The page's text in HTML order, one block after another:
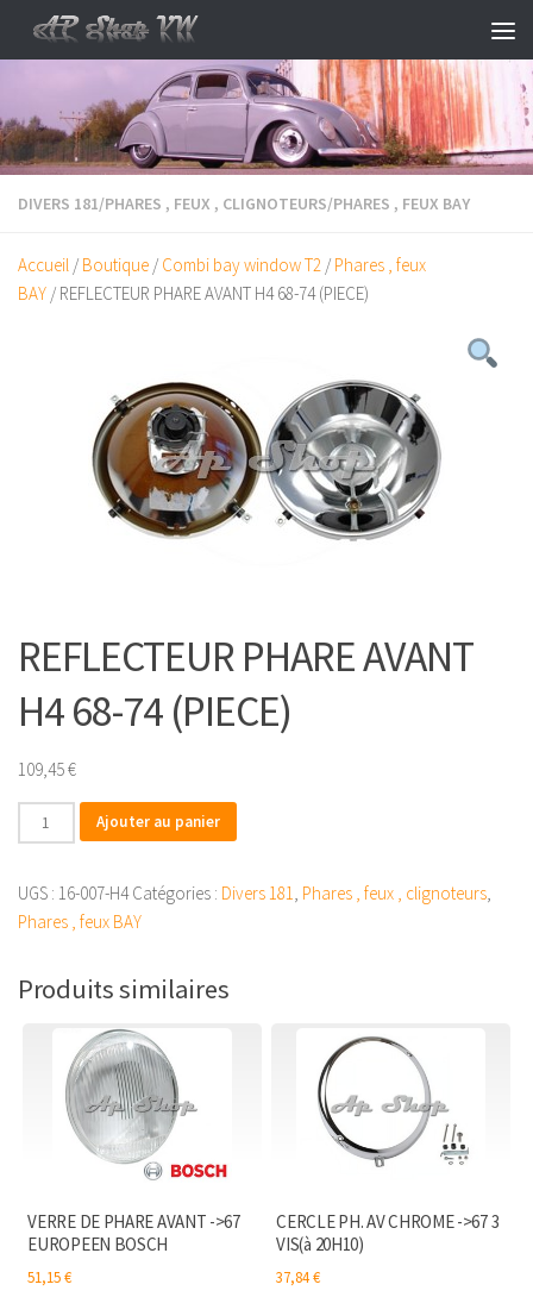
Skip to content
DIVERS 181/PHARES , FEUX , CLIGNOTEURS/PHARES , FEUX BAY
Accueil / Boutique / Combi bay window T2 / Phares , feux
BAY / REFLECTEUR PHARE AVANT H4 68-74 (PIECE)
REFLECTEUR PHARE AVANT
H4 68-74 (PIECE)
109,45€
quantité
de
PHARE
AVANT
68-
Ajouter au panier
UGS : 16-007-H4 Catégories : Divers 181, Phares , feux , clignoteurs,
Phares , feux BAY
Produits similaires
VERRE DE PHARE AVANT ->67
EUROPEEN BOSCH
51,15€
CERCLE PH. AV CHROME ->67 3
VIS(à 20H10)
37,84€